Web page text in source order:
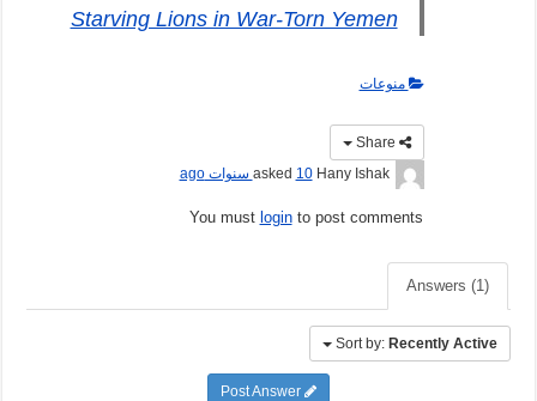
Starving Lions in War-Torn Yemen
منوعات
Share
Hany Ishak
asked10 سنوات ago
You mustloginto post comments
Answers (1)
Sort by:Recently Active
Post Answer